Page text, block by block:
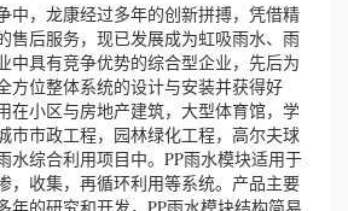
，龙康经过多年的创新拼搏，凭借精
售后服务，现已发展成为虹吸雨水、雨
中具有竞争优势的综合型企业，先后为
方位整体系统的设计与安装并获得好
在小区与房地产建筑，大型体育馆，学
市市政工程，园林绿化工程，高尔夫球
水综合利用项目中。PP雨水模块适用于
，收集，再循环利用等系统。产品主要